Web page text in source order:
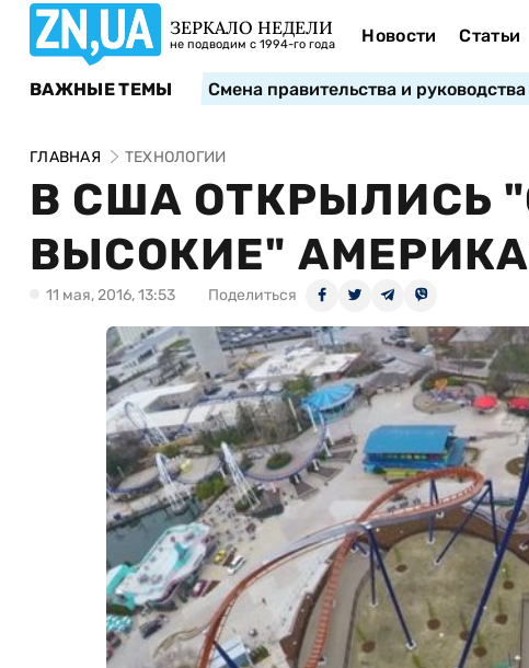
ЗЕРКАЛО НЕДЕЛИ
не подводим с 1994-го года Новости Статьи
ВАЖНЫЕ ТЕМЫ Смена правительства и
ГЛАВНАЯ ТЕХНОЛОГИИ
В США ОТКРЫЛИСЬ
ВЫСОКИЕ"
11 мая, 2016, 13:53 Поделиться